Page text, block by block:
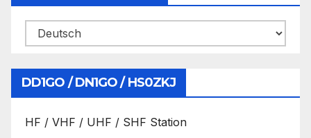
DD1GO / DN1GO / HS0ZKJ
HF / VHF / UHF / SHF Station